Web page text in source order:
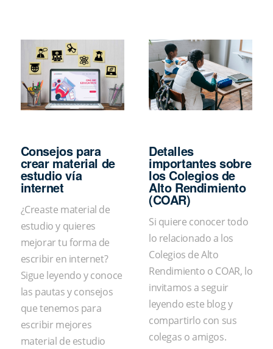
Consejos para
crear material de
estudio vía
internet
¿Creaste material de
estudio y quieres
mejorar tu forma de
escribir en internet?
Sigue leyendo y conoce
las pautas y consejos
que tenemos para
escribir mejores
material de estudio
Detalles
importantes sobre
los Colegios de
Alto Rendimiento
(COAR)
Si quiere conocer todo
lo relacionado a los
Colegios de Alto
Rendimiento o COAR, lo
invitamos a seguir
leyendo este blog y
compartirlo con sus
colegas o amigos.